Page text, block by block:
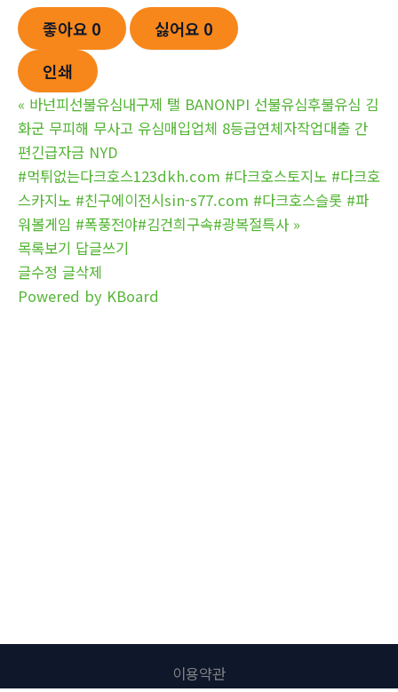
좋아요 0 싫어요 0
인쇄
« 바넌피선불유심내구제 탤 BANONPI 선불유심후불유심 김
화군 무피해 무사고 유심매입업체 8등급연체자작업대출 간
편긴급자금 NYD
#먹튀없는다크호스123dkh.com #다크호스토지노 #다크호
스카지노 #친구에이전시sin-s77.com #다크호스슬롯 #파
워볼게임 #폭풍전야#김건희구속#광복절특사 »
목록보기 답글쓰기
글수정 글삭제
Powered by KBoard
이용약관